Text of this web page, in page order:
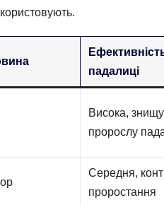
падалиці
Висока,
пророслу
Середня,
проростання